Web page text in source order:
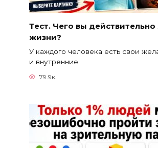
Тест. Чего вы действительно
жизни?
У каждого человека есть свои
и внутренние
79.9к.